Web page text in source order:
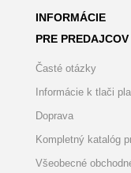
INFORMÁCIE
PRE PREDAJCOV
Časté otázky
Informácie k tlači
Doprava
Kompletný katalóg
Všeobecné